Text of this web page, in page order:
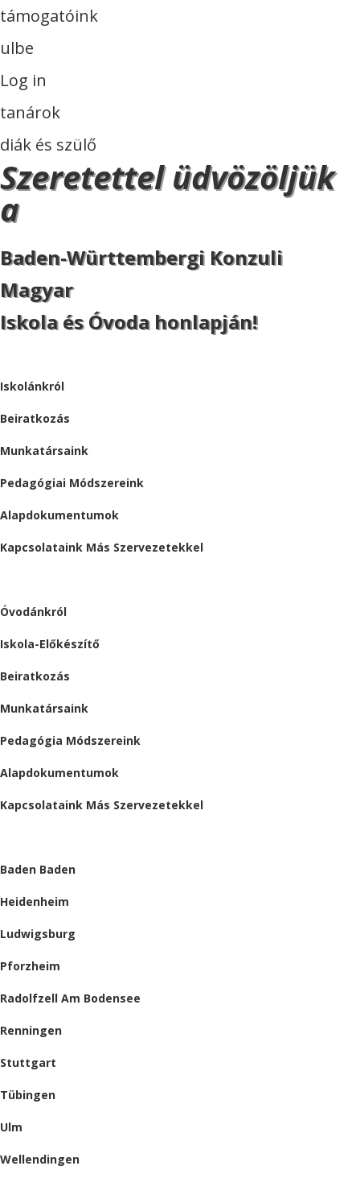
támogatóink
ulbe
Log in
tanárok
diák és szülő
Szeretettel üdvözöljük
a
Baden-Württembergi Konzuli
Magyar
Iskola és Óvoda honlapján!
Iskolánkról
Beiratkozás
Munkatársaink
Pedagógiai Módszereink
Alapdokumentumok
Kapcsolataink Más Szervezetekkel
Óvodánkról
Iskola-Előkészítő
Beiratkozás
Munkatársaink
Pedagógia Módszereink
Alapdokumentumok
Kapcsolataink Más Szervezetekkel
Baden Baden
Heidenheim
Ludwigsburg
Pforzheim
Radolfzell Am Bodensee
Renningen
Stuttgart
Tübingen
Ulm
Wellendingen